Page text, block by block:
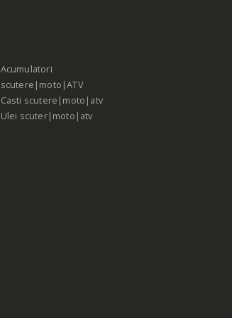
Acumulatori
scutere|moto|ATV
Casti scutere|moto|atv
Ulei scuter|moto|atv